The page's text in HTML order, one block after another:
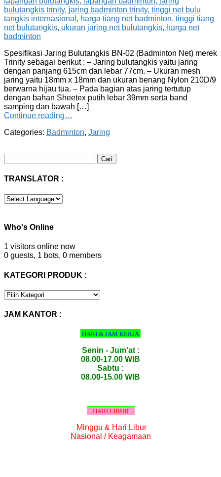
Spesifikasi Jaring Bulutangkis BN-02 (Badminton Net) merek
Trinity sebagai berikut : – Jaring bulutangkis yaitu jaring
dengan panjang 615cm dan lebar 77cm. – Ukuran mesh
jaring yaitu 18mm x 18mm dan ukuran benang Nylon 210D/9
berwarna hijau tua. – Pada bagian atas jaring tertutup
dengan bahan Sheetex putih lebar 39mm serta band
samping dan bawah […]
Continue reading…
Categories: Badminton, Jaring
untuk:
TRANSLATOR :
Who's Online
1 visitors online now
0 guests, 1 bots, 0 members
KATEGORI PRODUK :
KATEGORI
JAM KANTOR :
HARI & JAM KERJA
Senin - Jum'at :
08.00-17.00 WIB
Sabtu :
08.00-15.00 WIB
HARI LIBUR
Minggu & Hari Libur
Nasional / Keagamaan